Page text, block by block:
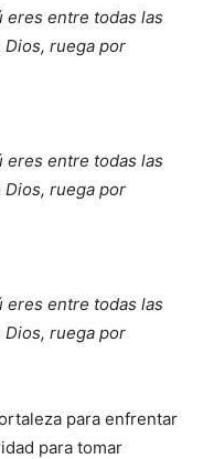
eres entre todas las
ruega por
eres entre todas las
ruega por
eres entre todas las
ruega por
para enfrentar
para tomar